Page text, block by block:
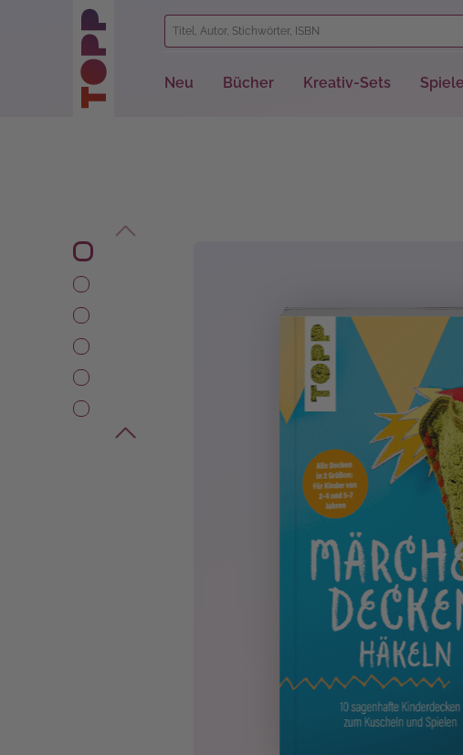
Zur Hauptnavigation springen
Neu Bücher Kreativ-Sets
Bildergalerie überspringen